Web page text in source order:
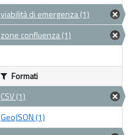
viabilità di emergenza (1)
zone confluenza (1)
Formati
CSV (1)
GeoJSON (1)